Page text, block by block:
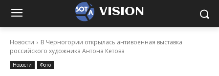
VISION
Новости
В Черногории открылась антивоенная выставка
российского художника Антона Кетова
Новости Фото